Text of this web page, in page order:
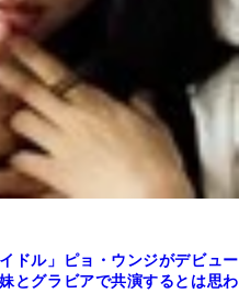
ドル」ピョ・ウンジがデビュー
とグラビアで共演するとは思わ